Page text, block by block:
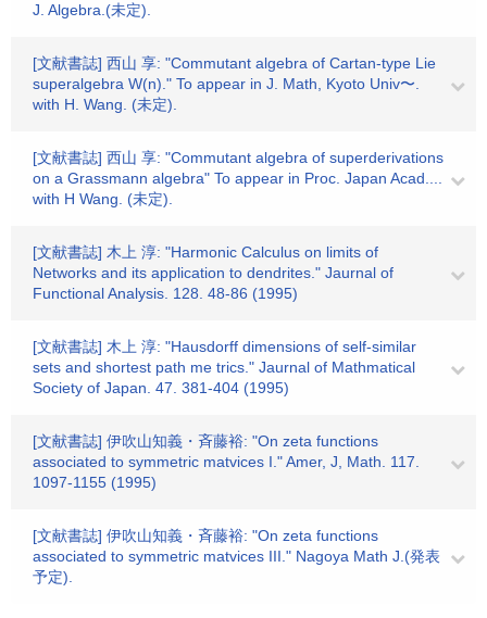
J. Algebra.(未定).
[文献書誌] 西山 享: "Commutant algebra of Cartan-type Lie
superalgebra W(n)." To appear in J. Math, Kyoto Univ〜.
with H. Wang. (未定).
[文献書誌] 西山 享: "Commutant algebra of superderivations
on a Grassmann algebra" To appear in Proc. Japan Acad....
with H Wang. (未定).
[文献書誌] 木上 淳: "Harmonic Calculus on limits of
Networks and its application to dendrites." Jaurnal of
Functional Analysis. 128. 48-86 (1995)
[文献書誌] 木上 淳: "Hausdorff dimensions of self-similar
sets and shortest path me trics." Jaurnal of Mathmatical
Society of Japan. 47. 381-404 (1995)
[文献書誌] 伊吹山知義・斉藤裕: "On zeta functions
associated to symmetric matvices I." Amer, J, Math. 117.
1097-1155 (1995)
[文献書誌] 伊吹山知義・斉藤裕: "On zeta functions
associated to symmetric matvices III." Nagoya Math J.(発表
予定).